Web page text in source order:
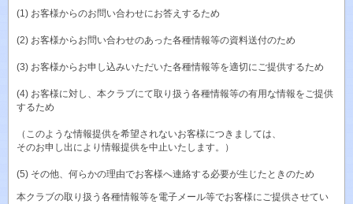
(1) お客様からのお問い合わせにお答えするため
(2) お客様からお問い合わせのあった各種情報等の資料送付のため
(3) お客様からお申し込みいただいた各種情報等を適切にご提供するため
(4) お客様に対し、本クラブにて取り扱う各種情報等の有用な情報をご提供
するため
（このような情報提供を希望されないお客様につきましては、
そのお申し出により情報提供を中止いたします。）
(5) その他、何らかの理由でお客様へ連絡する必要が生じたときのため
本クラブの取り扱う各種情報等を電子メール等でお客様にご提供させてい